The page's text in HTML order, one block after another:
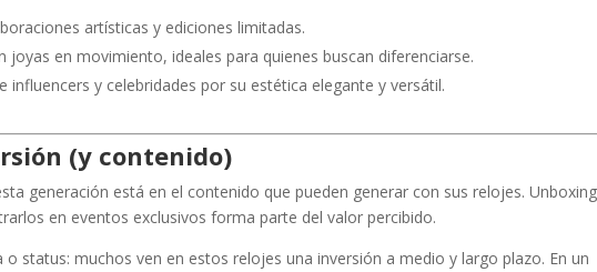
artísticas y ediciones limitadas.
joyas en movimiento, ideales para quienes buscan diferenciarse.
influencers y celebridades por su estética elegante y versátil.
(y contenido)
generación está en el contenido que pueden generar con sus relojes.
en eventos exclusivos forma parte del valor percibido.
status: muchos ven en estos relojes una inversión a medio y largo plazo. En un